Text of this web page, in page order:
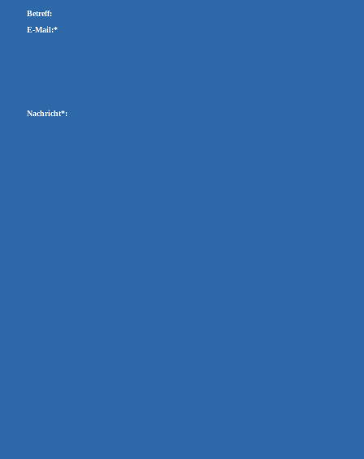
Betreff:
E-Mail:*
Nachricht*: